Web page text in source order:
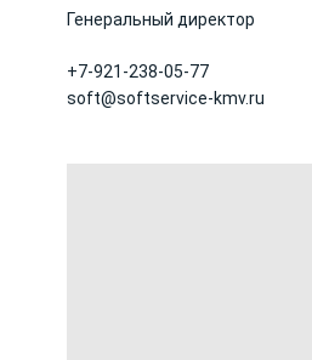
Генеральный директор
+7-921-238-05-77
soft@softservice-kmv.ru